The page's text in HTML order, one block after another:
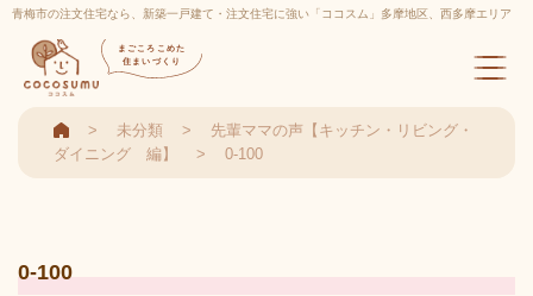
青梅市の注文住宅なら、新築一戸建て・注文住宅に強い「ココスム」多摩地区、西多摩エリア
実績多数
まごころこめた
住まいづくり
未分類
先輩ママの声【キッチン・リビング・
ダイニング 編】
0-100
0-100